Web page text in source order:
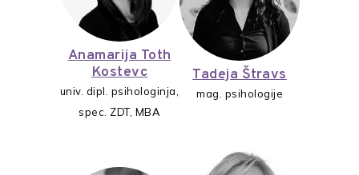
Anamarija Toth
Kostevc
univ. dipl. psihologinja,
spec. ZDT, MBA
Tadeja Štravs
mag. psihologije